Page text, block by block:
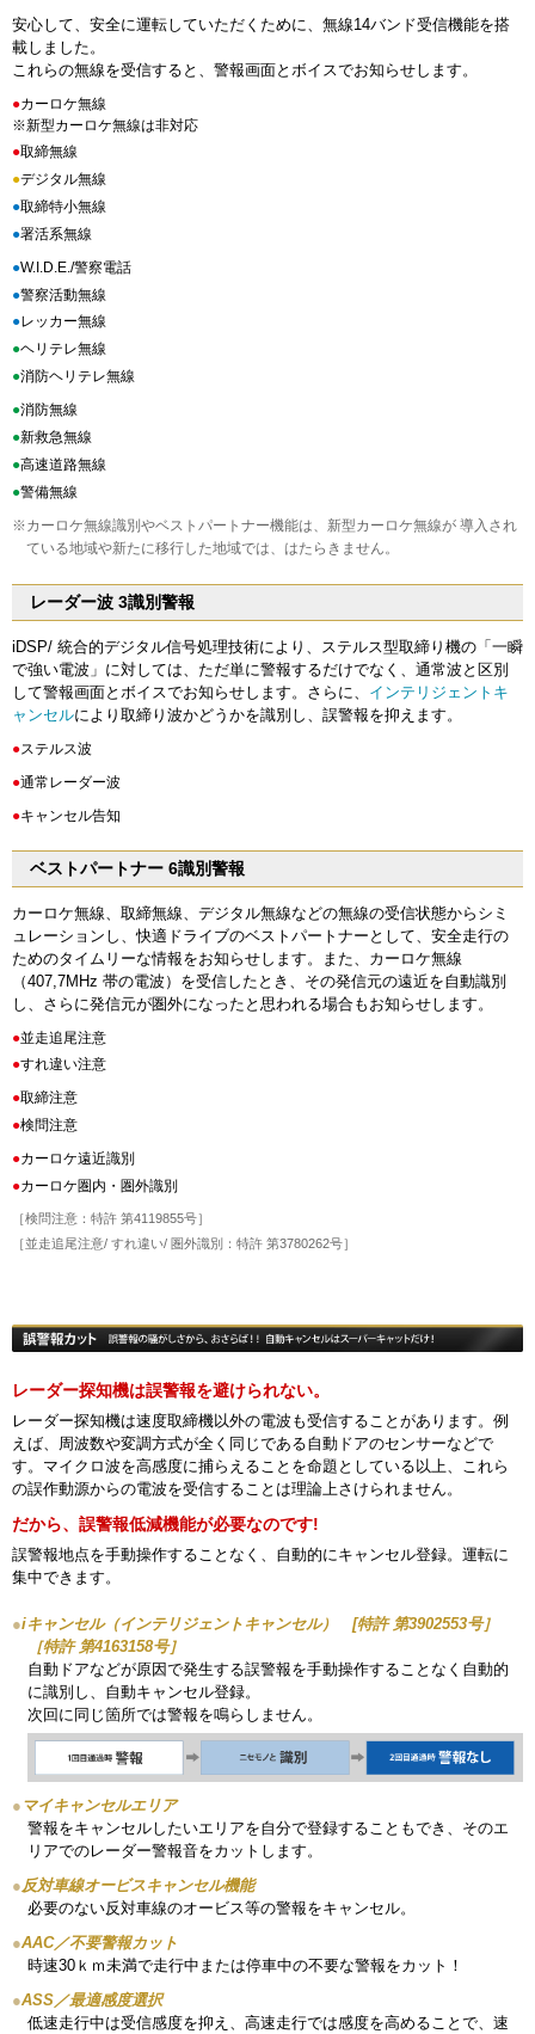
安心して、安全に運転していただくために、無線14バンド受信機能を搭
載しました。
これらの無線を受信すると、警報画面とボイスでお知らせします。
●カーロケ無線
※新型カーロケ無線は非対応
●取締無線
●デジタル無線
●取締特小無線
●署活系無線
●W.I.D.E./警察電話
●警察活動無線
●レッカー無線
●ヘリテレ無線
●消防ヘリテレ無線
●消防無線
●新救急無線
●高速道路無線
●警備無線
※カーロケ無線識別やベストパートナー機能は、新型カーロケ無線が 導入され
ている地域や新たに移行した地域では、はたらきません。
レーダー波 3識別警報
iDSP/ 統合的デジタル信号処理技術により、ステルス型取締り機の「一瞬
で強い電波」に対しては、ただ単に警報するだけでなく、通常波と区別
して警報画面とボイスでお知らせします。さらに、 インテリジェントキ
ャンセルにより取締り波かどうかを識別し、誤警報を抑えます。
●ステルス波
●通常レーダー波
●キャンセル告知
ベストパートナー 6識別警報
カーロケ無線、取締無線、デジタル無線などの無線の受信状態からシミ
ュレーションし、快適ドライブのベストパートナーとして、安全走行の
ためのタイムリーな情報をお知らせします。また、カーロケ無線
（407,7MHz 帯の電波）を受信したとき、その発信元の遠近を自動識別
し、さらに発信元が圏外になったと思われる場合もお知らせします。
●並走追尾注意
●すれ違い注意
●取締注意
●検問注意
●カーロケ遠近識別
●カーロケ圏内・圏外識別
［検問注意：特許 第4119855号］
［並走追尾注意/ すれ違い/ 圏外識別：特許 第3780262号］
レーダー探知機は誤警報を避けられない。
レーダー探知機は速度取締機以外の電波も受信することがあります。例
えば、周波数や変調方式が全く同じである自動ドアのセンサーなどで
す。マイクロ波を高感度に捕らえることを命題としている以上、これら
の誤作動源からの電波を受信することは理論上さけられません。
だから、誤警報低減機能が必要なのです!
誤警報地点を手動操作することなく、自動的にキャンセル登録。運転に
集中できます。
●iキャンセル（インテリジェントキャンセル） [特許 第3902553号］
［特許 第4163158号］
自動ドアなどが原因で発生する誤警報を手動操作することなく自動的
に識別し、自動キャンセル登録。
次回に同じ箇所では警報を鳴らしません。
● マイキャンセルエリア
警報をキャンセルしたいエリアを自分で登録することもでき、そのエ
リアでのレーダー警報音をカットします。
●反対車線オービスキャンセル機能
必要のない反対車線のオービス等の警報をキャンセル。
●AAC／不要警報カット
時速30ｋｍ未満で走行中または停車中の不要な警報をカット！
●ASS／最適感度選択
低速走行中は受信感度を抑え、高速走行では感度を高めることで、速